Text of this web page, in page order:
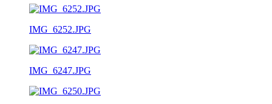
IMG_6252.JPG
IMG_6247.JPG